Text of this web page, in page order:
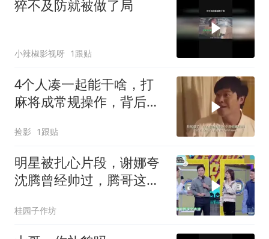
猝不及防就被做了局
小辣椒影视呀 1跟贴
4个人凑一起能干啥，打
麻将成常规操作，背后故
捡影 1跟贴
明星被扎心片段，谢娜夸
沈腾曾经帅过，腾哥这表
桂园子作坊